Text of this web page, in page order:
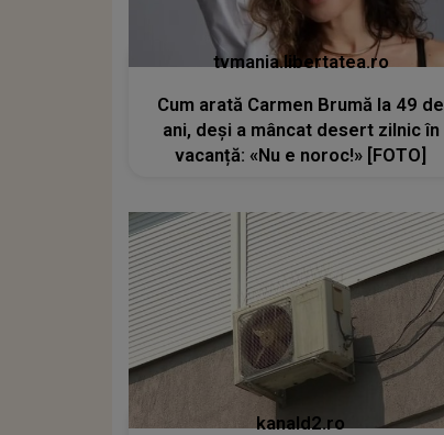
tvmania.libertatea.ro
Cum arată Carmen Brumă la 49 de
ani, deși a mâncat desert zilnic în
vacanță: «Nu e noroc!» [FOTO]
kanald2.ro